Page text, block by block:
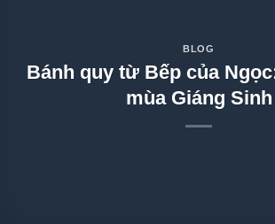
BLOG
Bánh quy từ Bếp của
mùa Giáng Sinh